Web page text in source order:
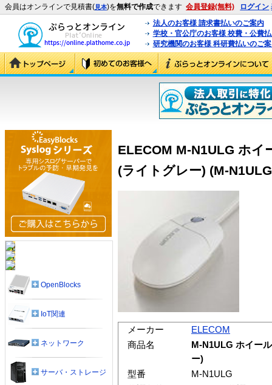
会員はオンラインで見積書(見本)を無料で作成できます 会員登録(無料) ログイン
法人のお客様 請求書払いのご案内
学校・官公庁のお客様 校費・公費
研究機関のお客様 科研費払いのご
ELECOM M-N1ULG ホ
(ライトグレー) (M-
メーカー
ELECOM
商品名
M-N1ULG ホイー
ー)
型番
M-N1ULG
OpenBlocks
IoT関連
ネットワーク
サーバ・ストレージ